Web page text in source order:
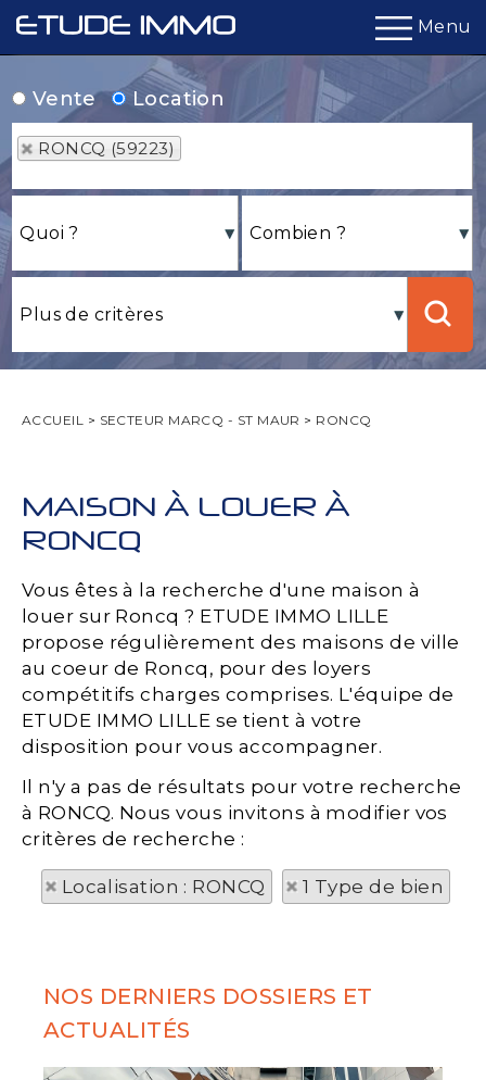
Menu
Vente Location
RONCQ (59223)
ACCUEIL > SECTEUR MARCQ - ST MAUR > RONCQ
MAISON À LOUER À
RONCQ
Vous êtes à la recherche d'une maison à
louer sur Roncq ? ETUDE IMMO LILLE
propose régulièrement des maisons de ville
au coeur de Roncq, pour des loyers
compétitifs charges comprises. L'équipe de
ETUDE IMMO LILLE se tient à votre
disposition pour vous accompagner.
Il n'y a pas de résultats pour votre recherche
à RONCQ. Nous vous invitons à modifier vos
critères de recherche :
Localisation : RONCQ 1 Type de bien
NOS DERNIERS DOSSIERS ET
ACTUALITÉS